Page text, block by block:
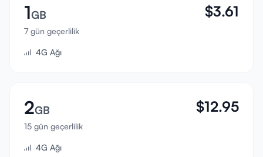
Arkadaş davet et
Ortak ol
Yardım Merkezi
Destek
Cihaz Uyumluluğu
Giriş Yap
1GB
7 gün geçerlilik
$3.61
4G Ağı
2GB
15 gün geçerlilik
$12.95
4G Ağı